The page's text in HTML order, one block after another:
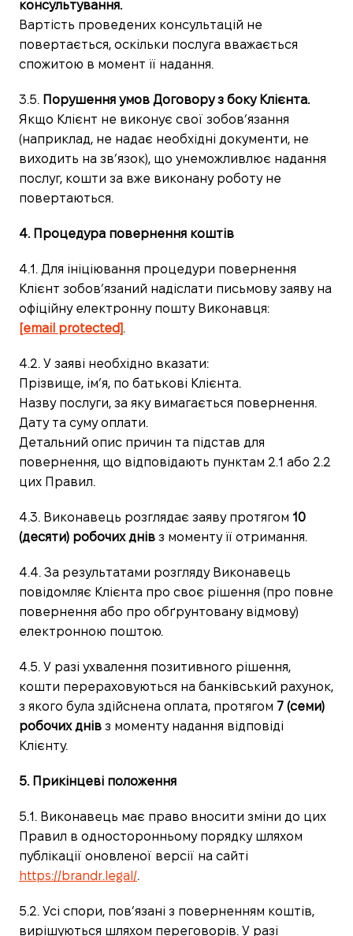
консультування.
Вартість проведених консультацій не
повертається, оскільки послуга вважається
спожитою в момент її надання.
3.5. Порушення умов Договору з боку Клієнта.
Якщо Клієнт не виконує свої зобов’язання
(наприклад, не надає необхідні документи, не
виходить на зв’язок), що унеможливлює надання
послуг, кошти за вже виконану роботу не
повертаються.
4. Процедура повернення коштів
4.1. Для ініціювання процедури повернення
Клієнт зобов’язаний надіслати письмову заяву на
офіційну електронну пошту Виконавця:
[email protected].
4.2. У заяві необхідно вказати:
Прізвище, ім’я, по батькові Клієнта.
Назву послуги, за яку вимагається повернення.
Дату та суму оплати.
Детальний опис причин та підстав для
повернення, що відповідають пунктам 2.1 або 2.2
цих Правил.
4.3. Виконавець розглядає заяву протягом 10
(десяти) робочих днів з моменту її отримання.
4.4. За результатами розгляду Виконавець
повідомляє Клієнта про своє рішення (про повне
повернення або про обґрунтовану відмову)
електронною поштою.
4.5. У разі ухвалення позитивного рішення,
кошти перераховуються на банківський рахунок,
з якого була здійснена оплата, протягом 7 (семи)
робочих днів з моменту надання відповіді
Клієнту.
5. Прикінцеві положення
5.1. Виконавець має право вносити зміни до цих
Правил в односторонньому порядку шляхом
публікації оновленої версії на сайті
https://brandr.legal/.
5.2. Усі спори, пов’язані з поверненням коштів,
вирішуються шляхом переговорів. У разі